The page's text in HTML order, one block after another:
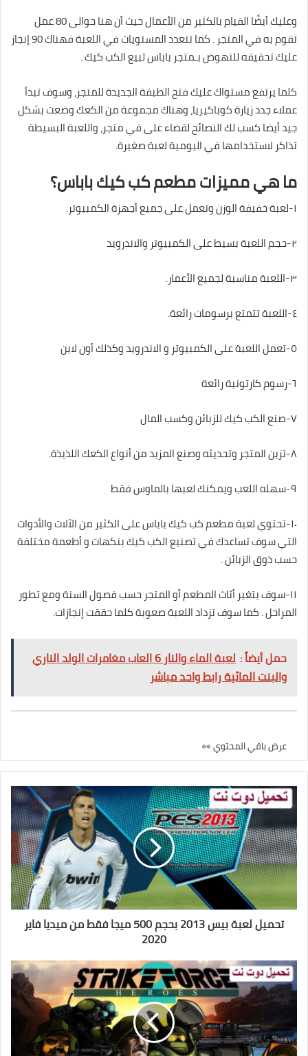
وعليك أيضًا القيام بالكثير من الأعمال حيث أن هنا حوالى 80 عمل
تقوم به في المتجر . كما تتعدد المستويات في اللعبة فهناك 90 إنجاز
عليك تحقيقه للنهوض بـمتجر باباس لبيع الكب كيك .
كلما يرتفع مستواك عليك فتح الطبقة الجديدة للمتجر، وسوف تبدأ
عملاء جدد زيارة كوباكيريا، وهناك مجموعة من الكعك وضعت بشكل
جيد أيضا كسب لك النصائح لقضاء على في متجر، واللعبة البسيطة
تذاكر لاستخدامها في اليومية لعبة صغيرة.
ما هي مميزات مطعم كب كيك باباس؟
١-لعبة خفيفة الوزن وتعمل على جميع أجهزة الكمبيوتر.
٢-حجم اللعبة بسيط على الكمبيوتر والاندرويد
٣-اللعبة مناسبة لجميع الأعمار.
٤-اللعبة تتمتع برسومات رائعة.
٥-تعمل اللعبة على الكمبيوتر و الاندرويد وكذلك أون لاين
٦-رسوم كارتونية رائعة
٧-صنع الكب كيك للزبائن وكسب المال
٨-تزين المتجر وتحديثه وصنع المزيد من أنواع الكعك اللذيذة.
٩-سهله اللعب ويمكنك لعبها بالماوس فقط
١٠-تحتوي لعبة مطعم كب كيك باباس على الكثير من الآلات والأدوات
التي سوف تساعدك في تصنيع الكب كيك بنكهات و أطعمة مختلفة
حسب ذوق الزبائن .
١١-سوف يتغير أثاث المطعم أو المتجر حسب فصول السنة ومع تطور
المراحل . كما سوف تزداد اللعبة صعوبة كلما حققت إنجازات.
حمل أيضاً :
لعبة الماء والنار 6 العاب مغامرات الولد الناري
والبنت المائية رابط واحد مباشر
عرض باقي المحتوي 👀
تحميل لعبة بيس 2013 بحجم 500 ميجا فقط من ميديا فاير
2020